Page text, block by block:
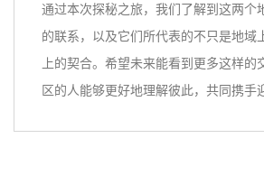
通过本次探秘之旅，我们了解到这两个
的联系，以及它们所代表的不只是地域
上的契合。希望未来能看到更多这样的
区的人能够更好地理解彼此，共同携手